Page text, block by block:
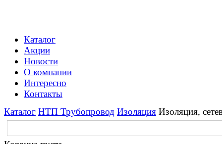
Каталог
Акции
Новости
О компании
Интересно
Контакты
Каталог НТП Трубопровод Изоляция Изоляция,